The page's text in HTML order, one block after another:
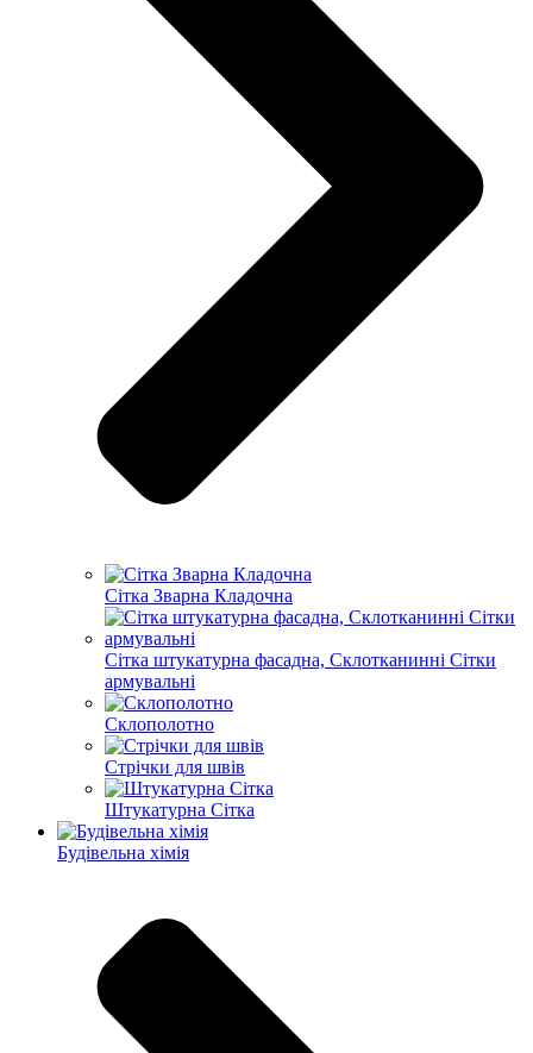
Сітка Зварна Кладочна
Сітка штукатурна фасадна, Склотканинні Сітки
армувальні
Склополотно
Стрічки для швів
Штукатурна Сітка
Будівельна хімія